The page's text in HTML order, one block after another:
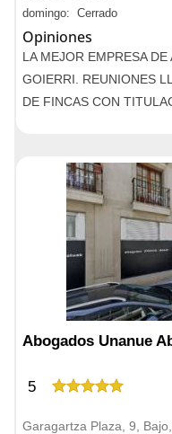
domingo: Cerrado
Opiniones
LA MEJOR EMPRESA
GOIERRI. REUNIONES
DE FINCAS CON
Abogados Unanue
5
Garagartza Plaza, 9,